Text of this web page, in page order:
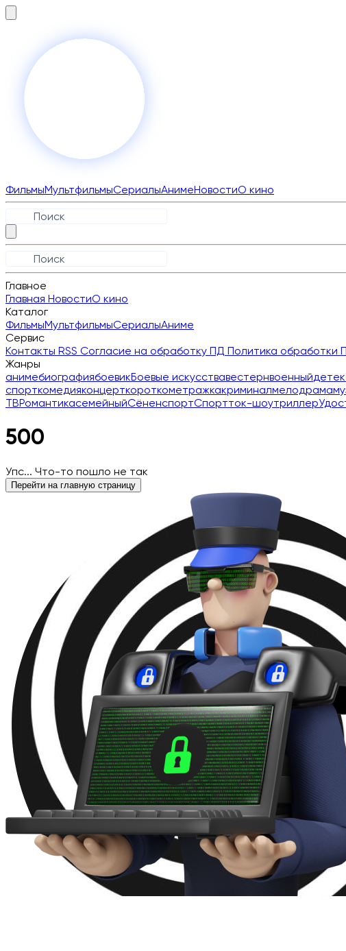
ФильмыМультфильмыСериалыАнимеНовостиО кино
Главное
Главная НовостиО кино
Каталог
ФильмыМультфильмыСериалыАниме
Сервис
Контакты RSS Согласие на обработку ПД Политика обработки
Жанры
анимебиографиябоевикБоевые искусствавестернвоенный
спорткомедияконцерткороткометражкакриминалмелодрама
ТВРомантикасемейныйСёненспортСпортток-шоутриллер
500
Упс... Что-то пошло не так
Перейти на главную страницу